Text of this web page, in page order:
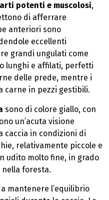
arti potenti e muscolosi,
di afferrare
anteriori sono
eccellenti
grandi ungulati come
lunghi e affilati, perfetti
delle prede, mentre i
carne in pezzi gestibili.
sono di colore giallo, con
un’acuta visione
caccia in condizioni di
relativamente piccole e
udito molto fine, in grado
foresta.
mantenere l’equilibrio